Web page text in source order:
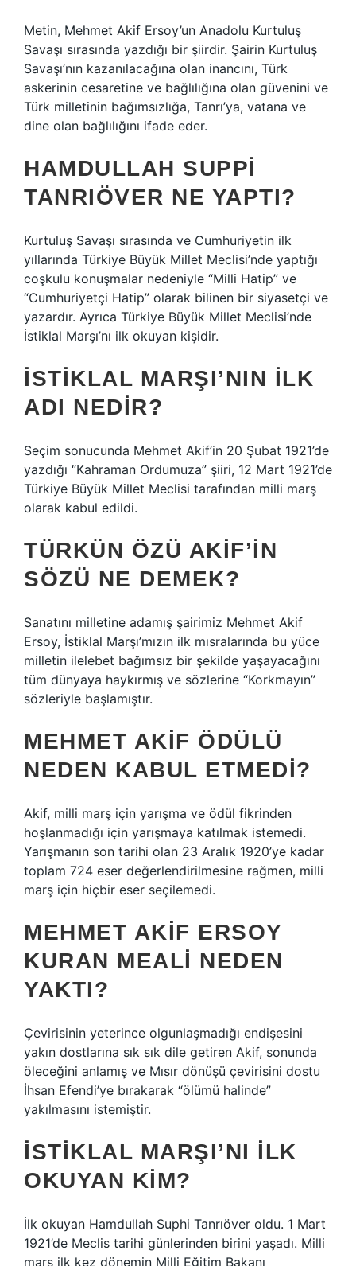
Metin, Mehmet Akif Ersoy’un Anadolu Kurtuluş
Savaşı sırasında yazdığı bir şiirdir. Şairin Kurtuluş
Savaşı’nın kazanılacağına olan inancını, Türk
askerinin cesaretine ve bağlılığına olan güvenini ve
Türk milletinin bağımsızlığa, Tanrı’ya, vatana ve
dine olan bağlılığını ifade eder.
HAMDULLAH SUPPI
TANRIÖVER NE YAPTI?
Kurtuluş Savaşı sırasında ve Cumhuriyetin ilk
yıllarında Türkiye Büyük Millet Meclisi’nde yaptığı
coşkulu konuşmalar nedeniyle “Milli Hatip” ve
“Cumhuriyetçi Hatip” olarak bilinen bir siyasetçi ve
yazardır. Ayrıca Türkiye Büyük Millet Meclisi’nde
İstiklal Marşı’nı ilk okuyan kişidir.
İSTIKLAL MARŞI’NIN ILK
ADI NEDIR?
Seçim sonucunda Mehmet Akif’in 20 Şubat 1921’de
yazdığı “Kahraman Ordumuza” şiiri, 12 Mart 1921’de
Türkiye Büyük Millet Meclisi tarafından milli marş
olarak kabul edildi.
TÜRKÜN ÖZÜ AKIF’IN
SÖZÜ NE DEMEK?
Sanatını milletine adamış şairimiz Mehmet Akif
Ersoy, İstiklal Marşı’mızın ilk mısralarında bu yüce
milletin ilelebet bağımsız bir şekilde yaşayacağını
tüm dünyaya haykırmış ve sözlerine “Korkmayın”
sözleriyle başlamıştır.
MEHMET AKIF ÖDÜLÜ
NEDEN KABUL ETMEDI?
Akif, milli marş için yarışma ve ödül fikrinden
hoşlanmadığı için yarışmaya katılmak istemedi.
Yarışmanın son tarihi olan 23 Aralık 1920’ye kadar
toplam 724 eser değerlendirilmesine rağmen, milli
marş için hiçbir eser seçilemedi.
MEHMET AKIF ERSOY
KURAN MEALI NEDEN
YAKTI?
Çevirisinin yeterince olgunlaşmadığı endişesini
yakın dostlarına sık sık dile getiren Akif, sonunda
öleceğini anlamış ve Mısır dönüşü çevirisini dostu
İhsan Efendi’ye bırakarak “ölümü halinde”
yakılmasını istemiştir.
İSTIKLAL MARŞI’NI ILK
OKUYAN KIM?
İlk okuyan Hamdullah Suphi Tanrıöver oldu. 1 Mart
1921’de Meclis tarihi günlerinden birini yaşadı. Milli
marş ilk kez dönemin Milli Eğitim Bakanı